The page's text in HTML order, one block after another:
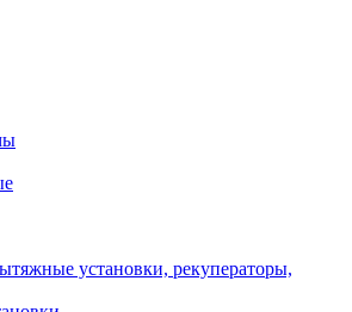
установки, рекуператоры,